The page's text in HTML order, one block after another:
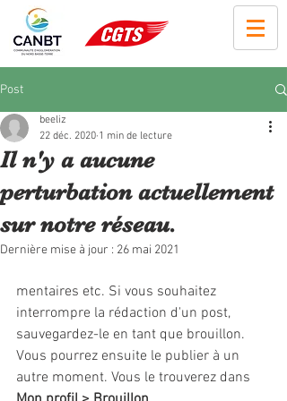
Post
Il n'y a aucune
perturbation actuellement
sur notre réseau.
beeliz
22 déc. 2020 1 min de lecture
Dernière mise à jour : 26 mai 2021
mentaires etc. Si vous souhaitez
interrompre la rédaction d'un post,
sauvegardez-le en tant que brouillon.
Vous pourrez ensuite le publier à un
autre moment. Vous le trouverez dans